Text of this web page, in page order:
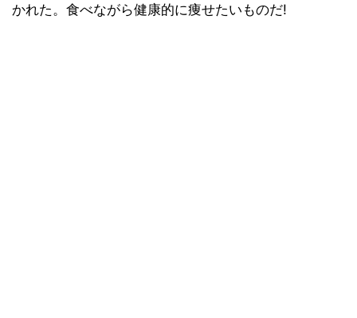
かれた。食べながら健康的に痩せたいものだ!